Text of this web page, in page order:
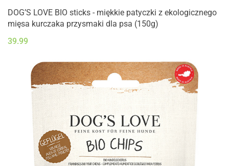
DOG’S LOVE BIO sticks - miękkie patyczki z ekologicznego
mięsa kurczaka przysmaki dla psa (150g)
39.99